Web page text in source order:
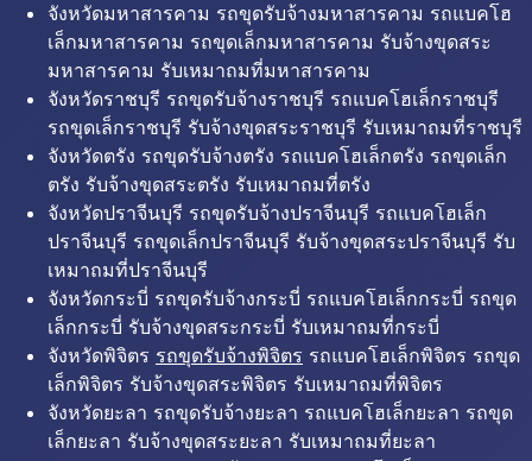
จังหวัดมหาสารคาม รถขุดรับจ้างมหาสารคาม รถแบคโฮ
เล็กมหาสารคาม รถขุดเล็กมหาสารคาม รับจ้างขุดสระ
มหาสารคาม รับเหมาถมที่มหาสารคาม
จังหวัดราชบุรี รถขุดรับจ้างราชบุรี รถแบคโฮเล็กราชบุรี
รถขุดเล็กราชบุรี รับจ้างขุดสระราชบุรี รับเหมาถมที่ราชบุรี
จังหวัดตรัง รถขุดรับจ้างตรัง รถแบคโฮเล็กตรัง รถขุดเล็ก
ตรัง รับจ้างขุดสระตรัง รับเหมาถมที่ตรัง
จังหวัดปราจีนบุรี รถขุดรับจ้างปราจีนบุรี รถแบคโฮเล็ก
ปราจีนบุรี รถขุดเล็กปราจีนบุรี รับจ้างขุดสระปราจีนบุรี รับ
เหมาถมที่ปราจีนบุรี
จังหวัดกระบี่ รถขุดรับจ้างกระบี่ รถแบคโฮเล็กกระบี่ รถขุด
เล็กกระบี่ รับจ้างขุดสระกระบี่ รับเหมาถมที่กระบี่
จังหวัดพิจิตร รถขุดรับจ้างพิจิตร รถแบคโฮเล็กพิจิตร รถขุด
เล็กพิจิตร รับจ้างขุดสระพิจิตร รับเหมาถมที่พิจิตร
จังหวัดยะลา รถขุดรับจ้างยะลา รถแบคโฮเล็กยะลา รถขุด
เล็กยะลา รับจ้างขุดสระยะลา รับเหมาถมที่ยะลา